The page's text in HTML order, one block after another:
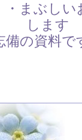
まぶし
します
備の資料で